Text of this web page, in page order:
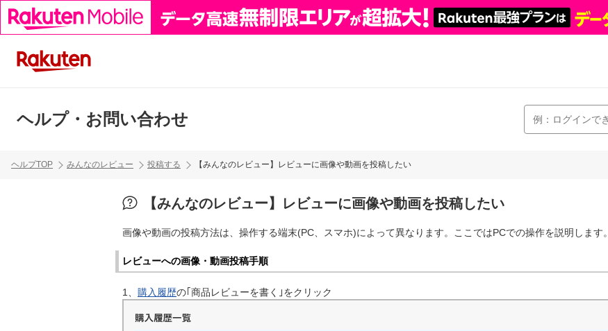
ヘルプ・お問い合わせ
ヘルプTOP みんなのレビュー 投稿する 【みんなのレビュー】レビューに画像や動画を投稿したい
【みんなのレビュー】レビューに画像や動画を投稿したい
画像や動画の投稿方法は、操作する端末(PC、スマホ)によって異なります。ここではPCでの操作を説明します。
レビューへの画像・動画投稿手順
1、 購入履歴の｢商品レビューを書く｣をクリック